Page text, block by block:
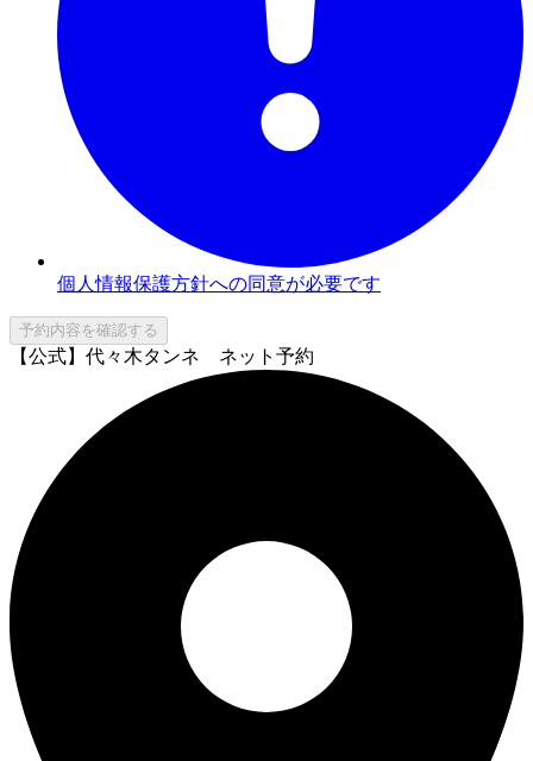
個人情報保護方針への同意が必要です
予約内容を確認する
【公式】代々木タンネ ネット予約